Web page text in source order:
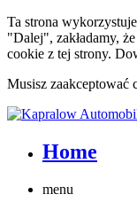
Ta strona
"Dalej", zakładamy,
cookie z tej strony.
Musisz zaakceptować
Home
menu